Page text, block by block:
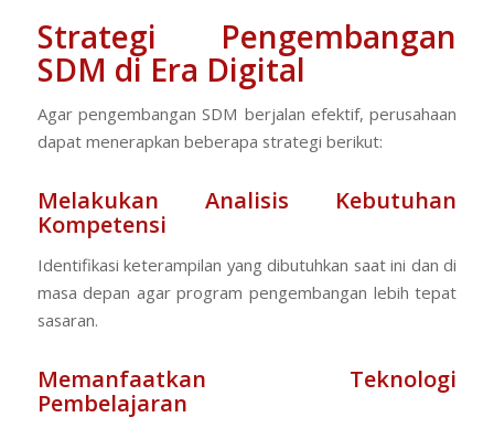
Strategi Pengembangan
SDM di Era Digital
Agar pengembangan SDM berjalan efektif, perusahaan
dapat menerapkan beberapa strategi berikut:
Melakukan Analisis Kebutuhan
Kompetensi
Identifikasi keterampilan yang dibutuhkan saat ini dan di
masa depan agar program pengembangan lebih tepat
sasaran.
Memanfaatkan Teknologi
Pembelajaran